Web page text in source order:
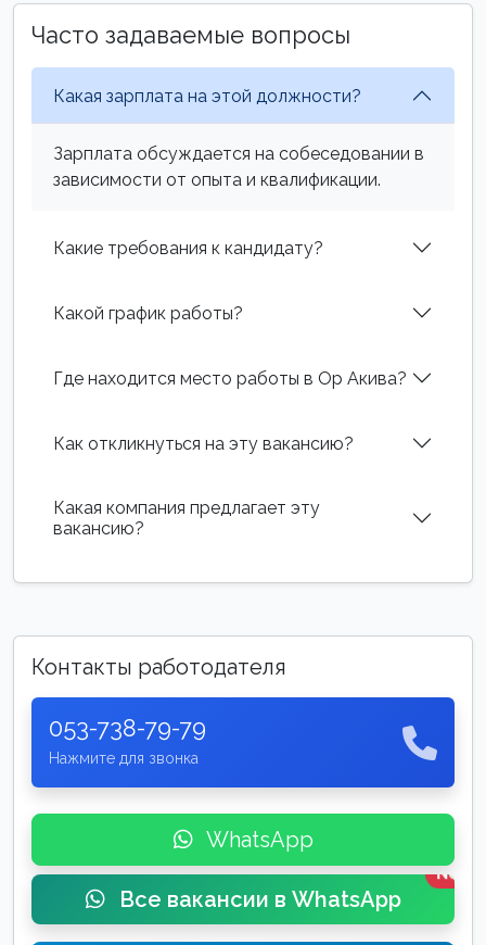
Часто задаваемые вопросы
Какая зарплата на этой должности?
Зарплата обсуждается на собеседовании в
зависимости от опыта и квалификации.
Какие требования к кандидату?
Какой график работы?
Где находится место работы в Ор Акива?
Как откликнуться на эту вакансию?
Какая компания предлагает эту
вакансию?
Контакты работодателя
053-738-79-79
Нажмите для звонка
WhatsApp
Все вакансии в WhatsApp
New